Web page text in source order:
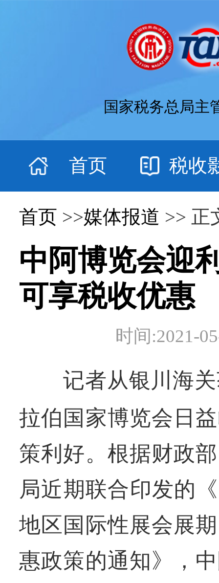
国家税务总局主
首页 税收
首页 >>媒体报道 >> 正
中阿博览会迎
可享税收优惠
时间:2021-
记者从银川海关
拉伯国家博览会日
策利好。根据财政
局近期联合印发的
地区国际性展会展
惠政策的通知》，